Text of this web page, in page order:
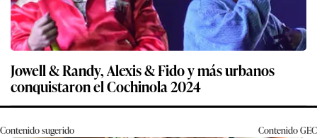
Jowell & Randy, Alexis & Fido y más urbanos
conquistaron el Cochinola 2024
Contenido sugerido ContenidoGEC